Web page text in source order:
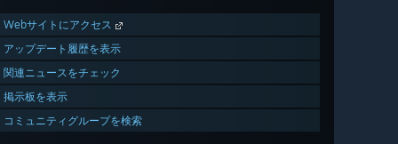
Webサイトにアクセス
アップデート履歴を表示
関連ニュースをチェック
掲示板を表示
コミュニティグループを検索